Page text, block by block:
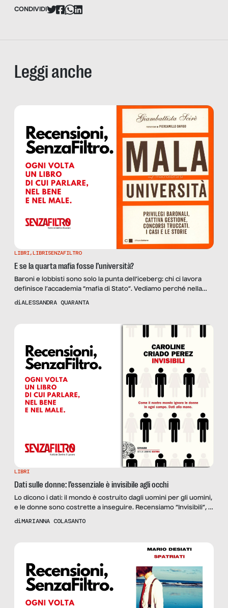
CONDIVIDI
Leggi anche
LIBRI,LIBRISENZAFILTRO
E se la quarta mafia fosse l’università?
Baroni e lobbisti sono solo la punta dell’iceberg: chi ci lavora
definisce l’accademia “mafia di Stato”. Vediamo perché nella
recensione di “Mala università”, di Giambattista Scirè.
diALESSANDRA QUARANTA
LIBRI
Dati sulle donne: l’essenziale è invisibile agli occhi
Lo dicono i dati: il mondo è costruito dagli uomini per gli uomini,
e le donne sono costrette a inseguire. Recensiamo “Invisibili”, di
Caroline Criado Perez.
diMARIANNA COLASANTO